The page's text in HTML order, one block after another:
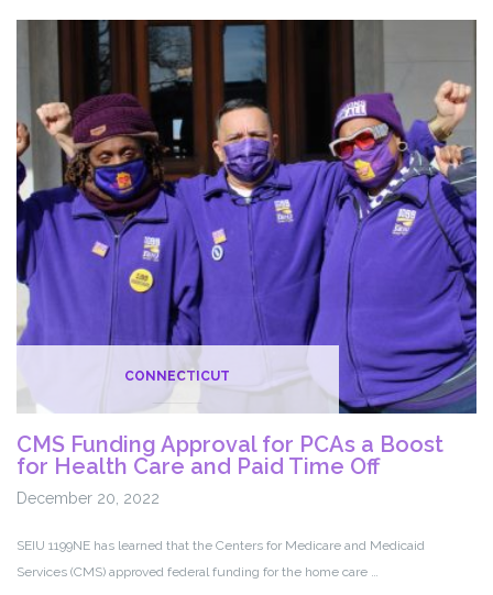
para
Mejorar
Condiciones
de
PCAs
y
Cuido
Doméstico
CONNECTICUT
CMS Funding Approval for PCAs a Boost
for Health Care and Paid Time Off
December 20, 2022
SEIU 1199NE has learned that the Centers for Medicare and Medicaid
Services (CMS) approved federal funding for the home care …